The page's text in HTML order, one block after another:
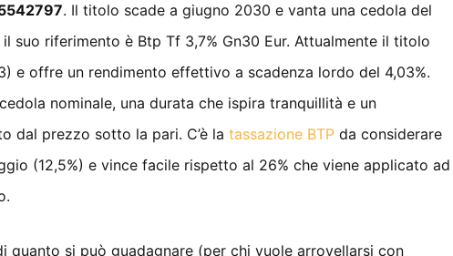
. Il titolo scade a giugno 2030 e vanta una cedola del
suo riferimento è Btp Tf 3,7% Gn30 Eur. Attualmente il titolo
e offre un rendimento effettivo a scadenza lordo del 4,03%.
nominale, una durata che ispira tranquillità e un
dal prezzo sotto la pari. C’è la tassazione BTP da considerare
(12,5%) e vince facile rispetto al 26% che viene applicato ad
quanto si può guadagnare (per chi vuole arrovellarsi con